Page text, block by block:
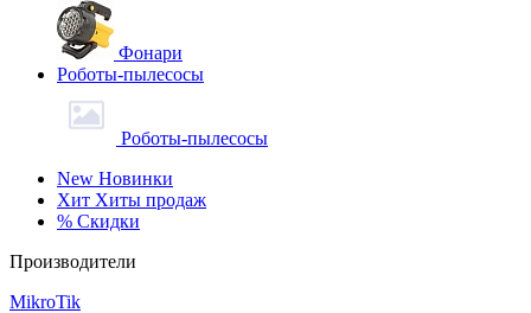
Фонари
Роботы-пылесосы
Роботы-пылесосы
New Новинки
Хит Хиты продаж
% Скидки
Производители
MikroTik